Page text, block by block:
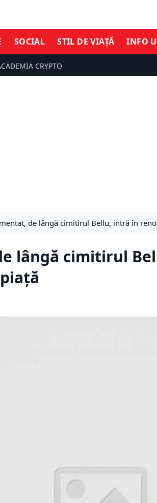
SOCIAL STIL DE VIAȚĂ INFO
CRYPTO
de lângă cimitirul Bellu, intră în
lângă cimitirul